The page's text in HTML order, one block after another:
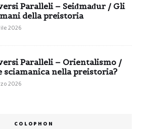
Paralleli – Seiđmađur / Gli
della preistoria
2026
Paralleli – Orientalismo /
sciamanica nella preistoria?
2026
COLOPHON